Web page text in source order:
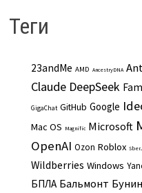
Теги
23andMe AMD AncestryDNA
Claude DeepSeek
GigaChat GitHub Google
Mac OS Magnific Microsoft
OpenAI Ozon Roblox
Wildberries Windows
БПЛА Бальмонт Бунин